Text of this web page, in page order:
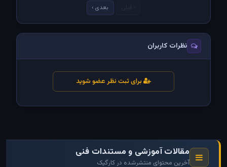
بعدی ›
نظرات کاربران
برای ثبت نظر عضو شوید
مقالات آموزشی و مستندات فنی
آخرین محتوای منتشرشده در کارگیک